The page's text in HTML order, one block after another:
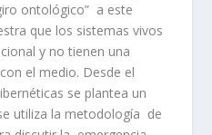
ontológico” a este
que los sistemas vivos
y no tienen una
el medio. Desde el
se plantea un
utiliza la metodología de